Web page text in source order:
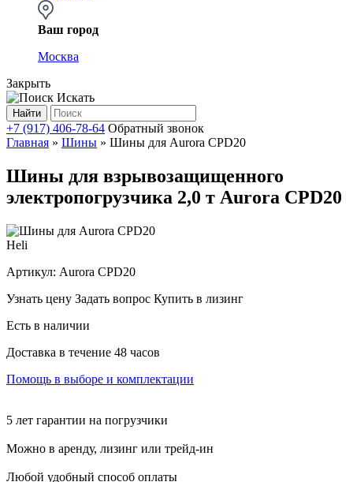
Ваш город
Москва
Закрыть
Искать
Найти
+7 (917) 406-78-64 Обратный звонок
Главная » Шины » Шины для Aurora CPD20
Шины для взрывозащищенного
электропогрузчика 2,0 т Aurora CPD20
Heli
Артикул: Aurora CPD20
Узнать цену Задать вопрос Купить в лизинг
Есть в наличии
Доставка в течение 48 часов
Помощь в выборе и комплектации
5 лет гарантии на погрузчики
Можно в аренду, лизинг или трейд-ин
Любой удобный способ оплаты